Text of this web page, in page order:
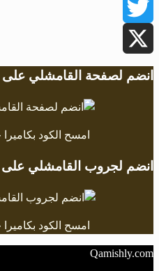
Facebook
Twitter
X
انضم لصفحة القامشلي على
امسح الكود
انضم لجروب القامشلي
امسح الكود
Qamishly.com